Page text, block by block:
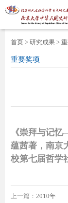
首页
走进基地
学术资讯
重要奖项
科研项目
海外民国史
港澳台民国史
联系我们
在线留言
首页 > 研究成果 >
重要奖项
《崇拜与记忆
蕴茜著，南京
校第七届哲学
上一篇： 2010年